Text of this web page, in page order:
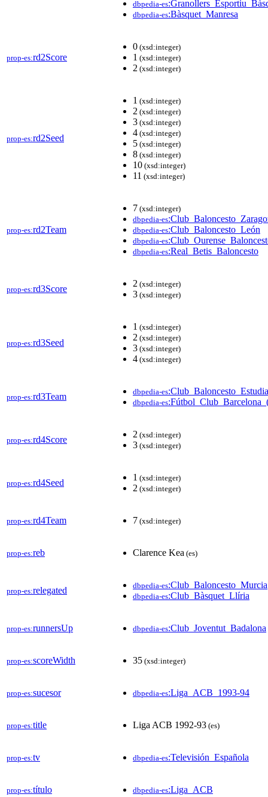
dbpedia-es
dbpedia-es:Bàsquet_Manresa
prop-es:rd2Score
0 (xsd:integer)
1 (xsd:integer)
2 (xsd:integer)
prop-es:rd2Seed
1 (xsd:integer)
2 (xsd:integer)
3 (xsd:integer)
4 (xsd:integer)
5 (xsd:integer)
8 (xsd:integer)
10 (xsd:integer)
11 (xsd:integer)
prop-es:rd2Team
7 (xsd:integer)
dbpedia-es
dbpedia-es:Club_Baloncesto_León
dbpedia-es
dbpedia-es:Real_Betis_Baloncesto
prop-es:rd3Score
2 (xsd:integer)
3 (xsd:integer)
prop-es:rd3Seed
1 (xsd:integer)
2 (xsd:integer)
3 (xsd:integer)
4 (xsd:integer)
prop-es:rd3Team dbpedia-es
dbpedia-es
prop-es:rd4Score
2 (xsd:integer)
3 (xsd:integer)
prop-es:rd4Seed
1 (xsd:integer)
2 (xsd:integer)
prop-es:rd4Team 7 (xsd:integer)
prop-es:reb Clarence Kea (es)
prop-es:relegated dbpedia-es:Club_Baloncesto_Murcia
dbpedia-es:Club_Bàsquet_Llíria
prop-es:runnersUp dbpedia-es:Club_Joventut_Badalona
prop-es:scoreWidth 35 (xsd:integer)
prop-es:sucesor dbpedia-es:Liga_ACB_1993-94
prop-es:title Liga ACB 1992-93 (es)
prop-es:tv dbpedia-es:Televisión_Española
prop-es:título dbpedia-es:Liga_ACB